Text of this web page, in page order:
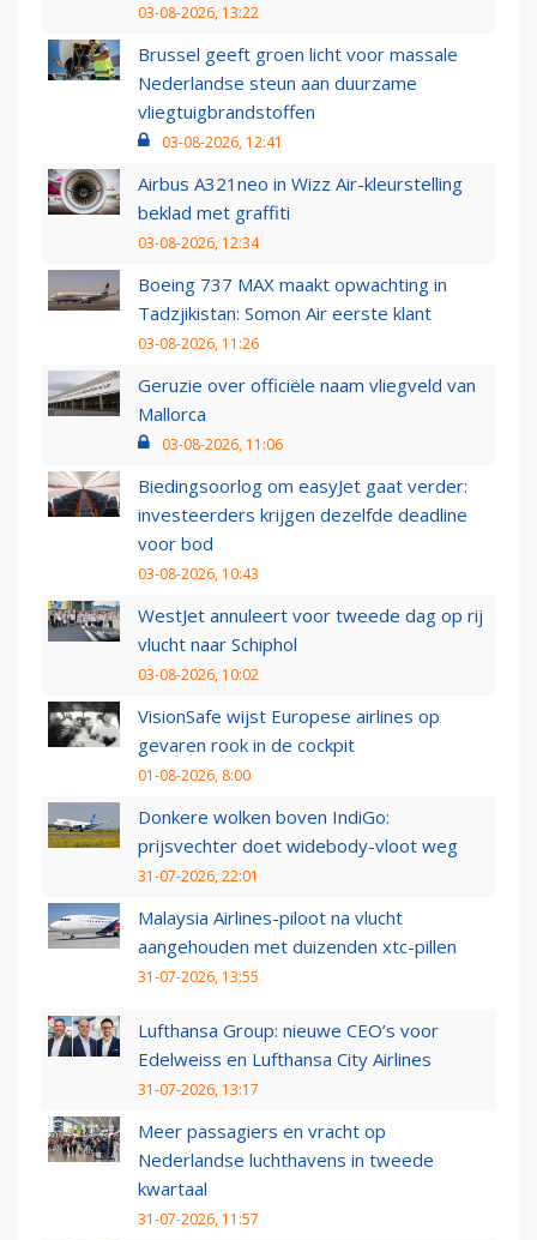
03-08-2026, 13:22
Brussel geeft groen licht voor massale
Nederlandse steun aan duurzame
vliegtuigbrandstoffen
03-08-2026, 12:41
Airbus A321neo in Wizz Air-kleurstelling
beklad met graffiti
03-08-2026, 12:34
Boeing 737 MAX maakt opwachting in
Tadzjikistan: Somon Air eerste klant
03-08-2026, 11:26
Geruzie over officiële naam vliegveld van
Mallorca
03-08-2026, 11:06
Biedingsoorlog om easyJet gaat verder:
investeerders krijgen dezelfde deadline
voor bod
03-08-2026, 10:43
WestJet annuleert voor tweede dag op rij
vlucht naar Schiphol
03-08-2026, 10:02
VisionSafe wijst Europese airlines op
gevaren rook in de cockpit
01-08-2026, 8:00
Donkere wolken boven IndiGo:
prijsvechter doet widebody-vloot weg
31-07-2026, 22:01
Malaysia Airlines-piloot na vlucht
aangehouden met duizenden xtc-pillen
31-07-2026, 13:55
Lufthansa Group: nieuwe CEO’s voor
Edelweiss en Lufthansa City Airlines
31-07-2026, 13:17
Meer passagiers en vracht op
Nederlandse luchthavens in tweede
kwartaal
31-07-2026, 11:57